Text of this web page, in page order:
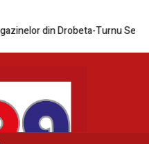
din Drobeta-Turnu Severin și